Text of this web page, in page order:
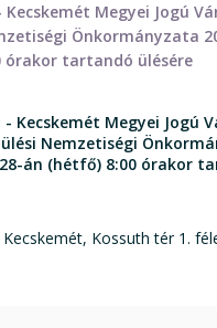
Kecskemét Megyei Jogú
Önkormányzata
órakor tartandó ülésére
- Kecskemét Megyei Jogú
Nemzetiségi
án (hétfő) 8:00 órakor
Kecskemét, Kossuth tér 1.